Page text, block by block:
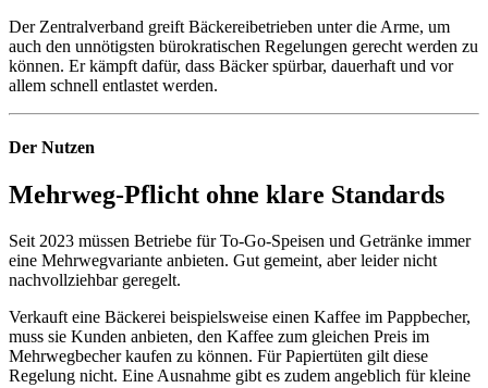
Der Zentralverband greift Bäckereibetrieben unter die Arme, um
auch den unnötigsten bürokratischen Regelungen gerecht werden zu
können. Er kämpft dafür, dass Bäcker spürbar, dauerhaft und vor
allem schnell entlastet werden.
Der Nutzen
Mehrweg-Pflicht ohne klare Standards
Seit 2023 müssen Betriebe für To-Go-Speisen und Getränke immer
eine Mehrwegvariante anbieten. Gut gemeint, aber leider nicht
nachvollziehbar geregelt.
Verkauft eine Bäckerei beispielsweise einen Kaffee im Pappbecher,
muss sie Kunden anbieten, den Kaffee zum gleichen Preis im
Mehrwegbecher kaufen zu können. Für Papiertüten gilt diese
Regelung nicht. Eine Ausnahme gibt es zudem angeblich für kleine